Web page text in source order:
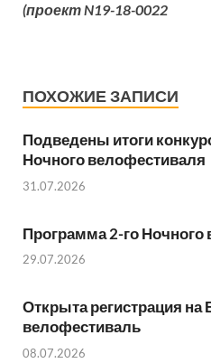
(проект N19-18-0022
ПОХОЖИЕ ЗАПИСИ
Подведены итоги
Ночного велофестиваля
31.07.2026
Программа 2-го Ночного
29.07.2026
Открыта регистрация на
велофестиваль
08.07.2026